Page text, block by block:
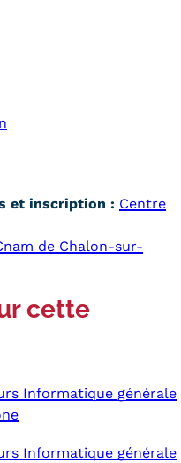
et inscription : Centre
de Chalon-sur-
cette
Informatique générale
Informatique générale